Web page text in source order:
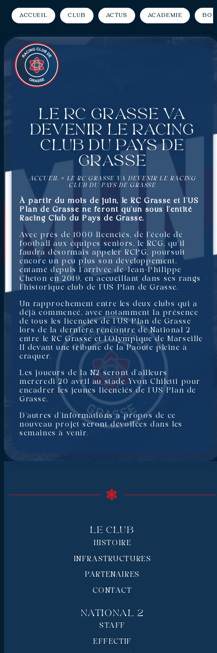
Accueil Club Actus Académie
Le RC Grasse va
devenir le Racing
Club du Pays de
Grasse
ACCUEIL » LE RC GRASSE VA DEVENIR LE RACING
CLUB DU PAYS DE GRASSE
À partir du mois de juin, le RC Grasse et l’US
Plan de Grasse ne feront qu’un sous l’entité
Racing Club du Pays de Grasse.
Avec près de 1000 licenciés, de l’école de
football aux équipes seniors, le RCG, qu’il
faudra désormais appeler RCPG, poursuit
encore un peu plus son développement,
entamé depuis l’arrivée de Jean-Philippe
Cheton en 2019, en accueillant dans ses rangs
l’historique club de l’US Plan de Grasse.
Un rapprochement entre les deux clubs qui a
déjà commencé, avec notamment la présence
de tous les licenciés de l’US Plan de Grasse
lors de la dernière rencontre de National 2
entre le RC Grasse et l’Olympique de Marseille
II devant une tribune de la Paoute pleine à
craquer.
Les joueurs de la N2 seront d’ailleurs
mercredi 20 avril au stade Yvon Chiletti pour
encadrer les jeunes licenciés de l’US Plan de
Grasse.
D’autres d’informations à propos de ce
nouveau projet seront dévoilées dans les
semaines à venir.
Le Club
HISTOIRE
INFRASTRUCTURES
PARTENAIRES
CONTACT
National 2
STAFF
EFFECTIF